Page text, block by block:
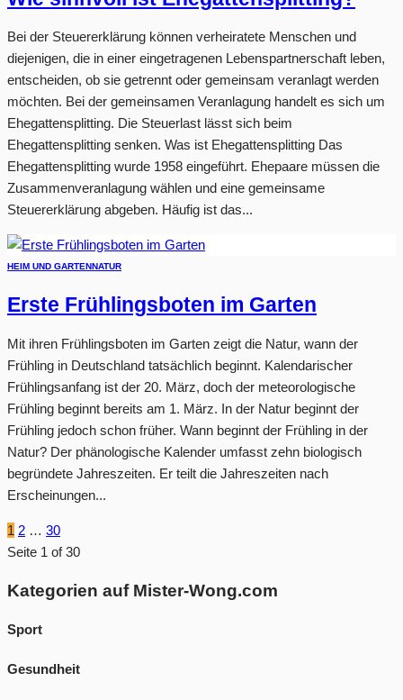
Bei der Steuererklärung können verheiratete Menschen und
diejenigen, die in einer eingetragenen Lebenspartnerschaft leben,
entscheiden, ob sie getrennt oder gemeinsam veranlagt werden
möchten. Bei der gemeinsamen Veranlagung handelt es sich um
Ehegattensplitting. Die Steuerlast lässt sich beim
Ehegattensplitting senken. Was ist Ehegattensplitting Das
Ehegattensplitting wurde 1958 eingeführt. Ehepaare müssen die
Zusammenveranlagung wählen und eine gemeinsame
Steuererklärung abgeben. Häufig ist das...
HEIM UND GARTEN NATUR
Erste Frühlingsboten im Garten
Mit ihren Frühlingsboten im Garten zeigt die Natur, wann der
Frühling in Deutschland tatsächlich beginnt. Kalendarischer
Frühlingsanfang ist der 20. März, doch der meteorologische
Frühling beginnt bereits am 1. März. In der Natur beginnt der
Frühling jedoch schon früher. Wann beginnt der Frühling in der
Natur? Der phänologische Kalender umfasst zehn biologisch
begründete Jahreszeiten. Er teilt die Jahreszeiten nach
Erscheinungen...
1 2 … 30
Seite 1 of 30
Kategorien auf Mister-Wong.com
Sport
Gesundheit